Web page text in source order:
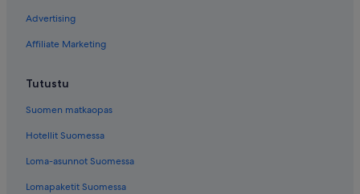
Advertising
Affiliate Marketing
Tutustu
Suomen matkaopas
Hotellit Suomessa
Loma-asunnot Suomessa
Lomapaketit Suomessa